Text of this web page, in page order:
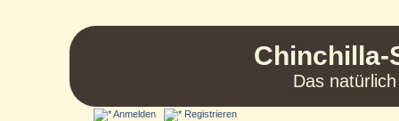
Chinchilla-
Das
Anmelden Registrieren